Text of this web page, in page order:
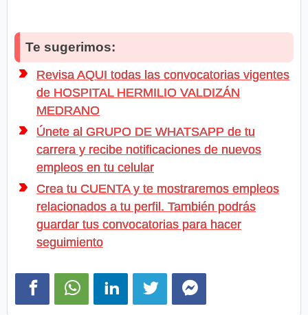
Te sugerimos:
Revisa AQUI todas las convocatorias vigentes
de HOSPITAL HERMILIO VALDIZÁN
MEDRANO
Únete al GRUPO DE WHATSAPP de tu
carrera y recibe notificaciones de nuevos
empleos en tu celular
Crea tu CUENTA y te mostraremos empleos
relacionados a tu perfil. También podrás
guardar tus convocatorias para hacer
seguimiento